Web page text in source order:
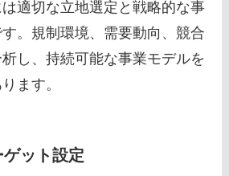
適切な立地選定と戦略的な事
。規制環境、需要動向、競合
し、持続可能な事業モデルを
ます。
ット設定